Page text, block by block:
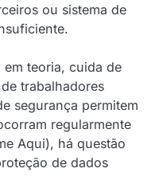
ou sistema de
em teoria, cuida de
trabalhadores
segurança permitem
regularmente
Aqui), há questão
de dados